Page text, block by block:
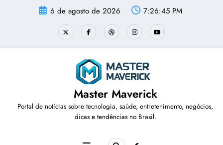
6 de agosto de 2026 7:26:46 PM
Master Maverick
Portal de notícias sobre tecnologia, saúde, entretenimento, negócios,
dicas e tendências no Brasil.